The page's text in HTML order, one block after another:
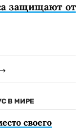
защищают от
В МИРЕ
своего